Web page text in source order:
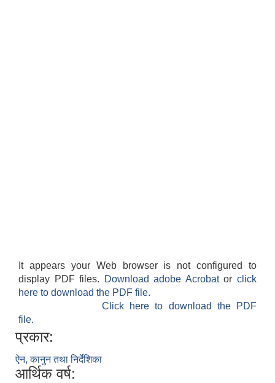
It appears your Web browser is not configured to
display PDF files.
Download adobe Acrobatorclick
here to download the PDF file.
Click here to download the PDF
file.
प्रकार:
ऐन, कानुन तथा निर्देशिका
आर्थिक वर्ष: